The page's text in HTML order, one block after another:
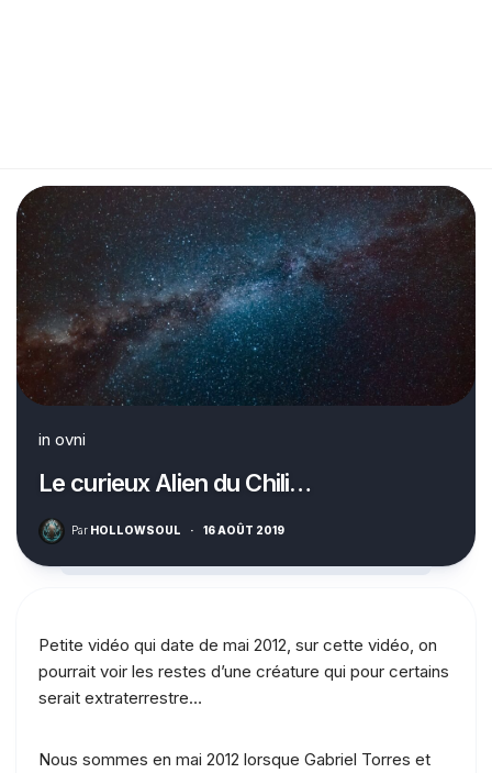
in ovni
Le curieux Alien du Chili…
Par HOLLOWSOUL · 16 AOÛT 2019
Petite vidéo qui date de mai 2012, sur cette vidéo, on
pourrait voir les restes d’une créature qui pour certains
serait extraterrestre…
Nous sommes en mai 2012 lorsque Gabriel Torres et